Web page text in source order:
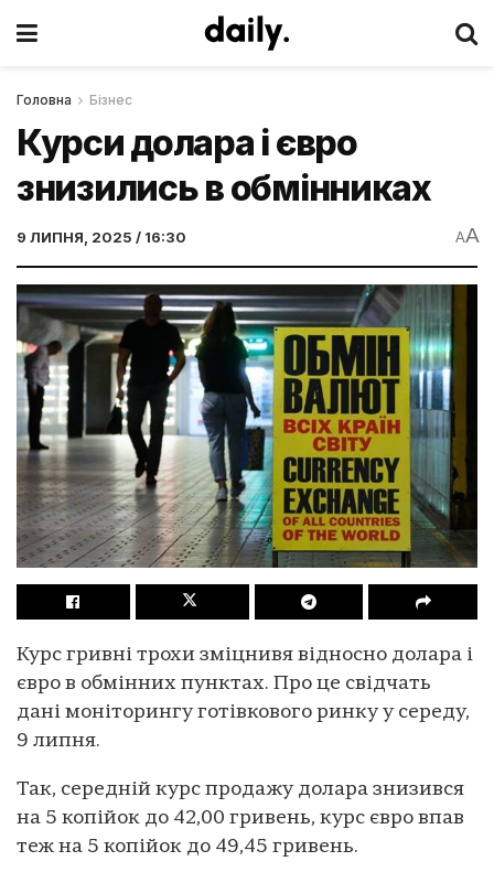
Головна Бізнес
Курси долара і євро
знизились в обмінниках
9 ЛИПНЯ, 2025 / 16:30 AA
Курс гривні трохи зміцнивя відносно долара і
євро в обмінних пунктах. Про це свідчать
дані моніторингу готівкового ринку у середу,
9 липня.
Так, середній курс продажу долара знизився
на 5 копійок до 42,00 гривень, курс євро впав
теж на 5 копійок до 49,45 гривень.